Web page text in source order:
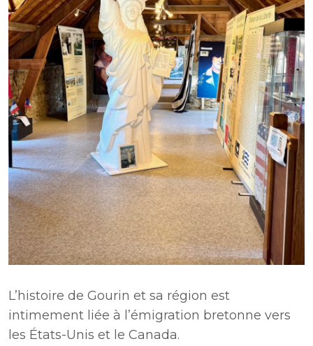
L’histoire de Gourin et sa région est
intimement liée à l’émigration bretonne vers
les États-Unis et le Canada.